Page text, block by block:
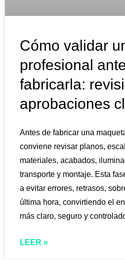
Cómo validar
profesional
fabricarla:
aprobaciones
Antes de fabricar una
conviene revisar planos,
materiales, acabados,
transporte y montaje. Esta
a evitar errores, retrasos,
última hora, convirtiendo el
más claro, seguro y
LEER »